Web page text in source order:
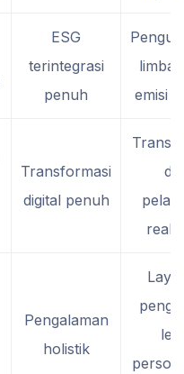
ESG
terintegrasi
penuh
emisi
Transformasi
digital penuh
real-
Pengalaman
holistik